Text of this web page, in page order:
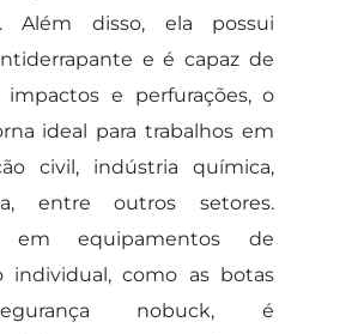
Além disso, ela possui
e é capaz de
impactos e perfurações, o
ideal para trabalhos em
civil, indústria química,
entre outros setores.
em equipamentos de
individual, como as botas
nobuck, é